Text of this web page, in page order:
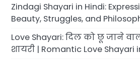
Zindagi Shayari in Hindi:
Beauty, Struggles, and
Love Shayari: दिल को छू जाने
शायरी | Romantic Love Shayari